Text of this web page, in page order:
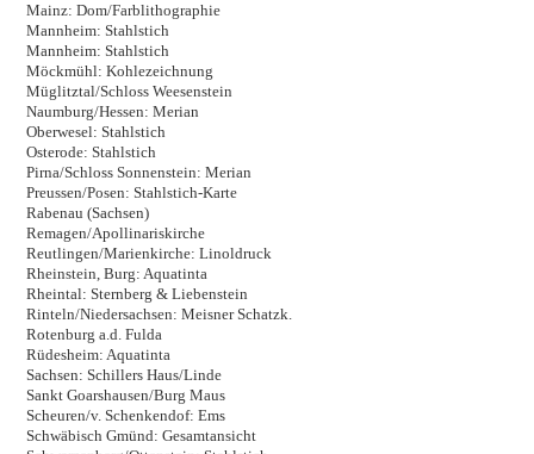
Mainz: Dom/Farblithographie
Mannheim: Stahlstich
Mannheim: Stahlstich
Möckmühl: Kohlezeichnung
Müglitztal/Schloss Weesenstein
Naumburg/Hessen: Merian
Oberwesel: Stahlstich
Osterode: Stahlstich
Pirna/Schloss Sonnenstein: Merian
Preussen/Posen: Stahlstich-Karte
Rabenau (Sachsen)
Remagen/Apollinariskirche
Reutlingen/Marienkirche: Linoldruck
Rheinstein, Burg: Aquatinta
Rheintal: Sternberg & Liebenstein
Rinteln/Niedersachsen: Meisner Schatzk.
Rotenburg a.d. Fulda
Rüdesheim: Aquatinta
Sachsen: Schillers Haus/Linde
Sankt Goarshausen/Burg Maus
Scheuren/v. Schenkendof: Ems
Schwäbisch Gmünd: Gesamtansicht